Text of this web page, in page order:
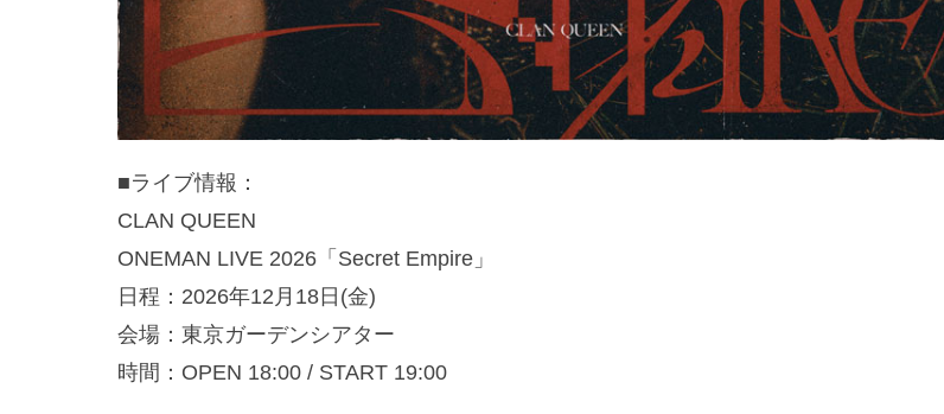
■ライブ情報：
CLAN QUEEN
ONEMAN LIVE 2026「Secret Empire」
日程：2026年12月18日(金)
会場：東京ガーデンシアター
時間：OPEN 18:00 / START 19:00